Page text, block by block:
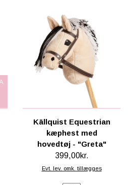
Källquist Equestrian
kæphest med
hovedtøj - "Greta"
399,00kr.
Evt. lev. omk. tillægges